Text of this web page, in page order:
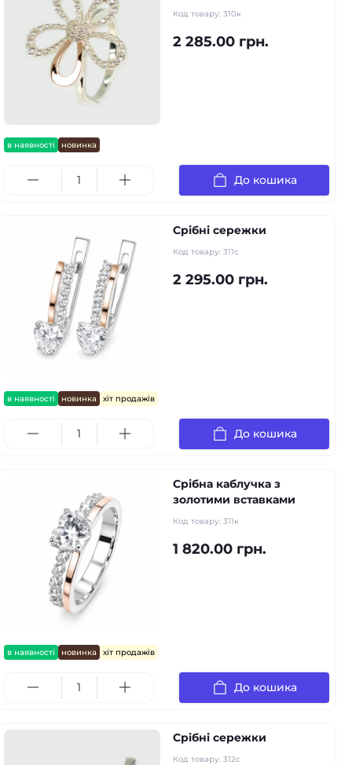
в наявності новинка
Код товару: 310к
2 285.00 грн.
До кошика
в наявності новинка хіт продажів
Срібні сережки
Код товару: 311с
2 295.00 грн.
До кошика
в наявності новинка хіт продажів
Срібна каблучка з
золотими вставками
Код товару: 311к
1 820.00 грн.
До кошика
Срібні сережки
Код товару: 312с